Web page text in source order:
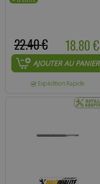
18.80 €
22.40 €
AJOUTER AU PANIER
Expédition Rapide